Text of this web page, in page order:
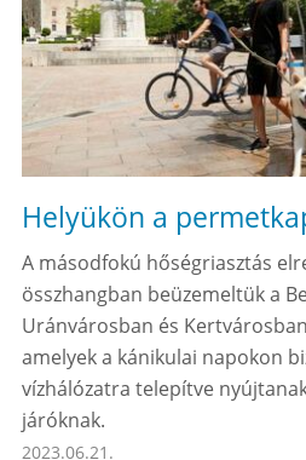
Helyükön a
A másodfokú hőségriasztás
összhangban beüzemeltük a
Uránvárosban és
amelyek a kánikulai napokon
vízhálózatra telepítve
járóknak.
2023.06.21.